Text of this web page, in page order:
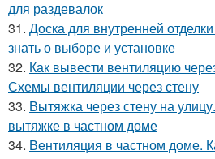
для раздевалок
31. Доска для внутренней
знать о выборе и установке
32. Как вывести вентиляцию
Схемы вентиляции через стену
33. Вытяжка через стену на
вытяжке в частном доме
34. Вентиляция в частном доме.